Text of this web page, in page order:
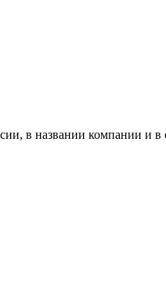
в названии компании и в